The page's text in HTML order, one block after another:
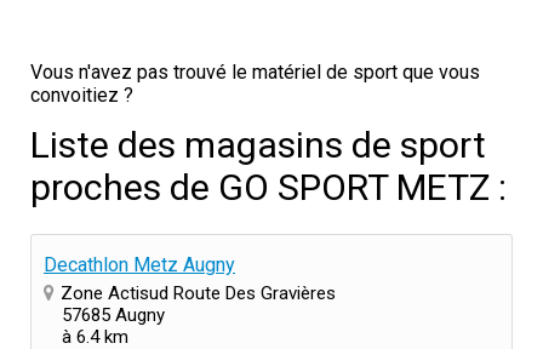
Vous n'avez pas trouvé le matériel de sport que vous
convoitiez ?
Liste des magasins de sport
proches de GO SPORT METZ :
Decathlon Metz Augny
Zone Actisud Route Des Gravières
57685 Augny
à 6.4 km